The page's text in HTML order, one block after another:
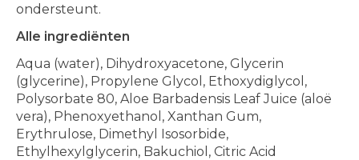
ondersteunt.
Alle ingrediënten
Aqua (water), Dihydroxyacetone, Glycerin
(glycerine), Propylene Glycol, Ethoxydiglycol,
Polysorbate 80, Aloe Barbadensis Leaf Juice (aloë
vera), Phenoxyethanol, Xanthan Gum,
Erythrulose, Dimethyl Isosorbide,
Ethylhexylglycerin, Bakuchiol, Citric Acid